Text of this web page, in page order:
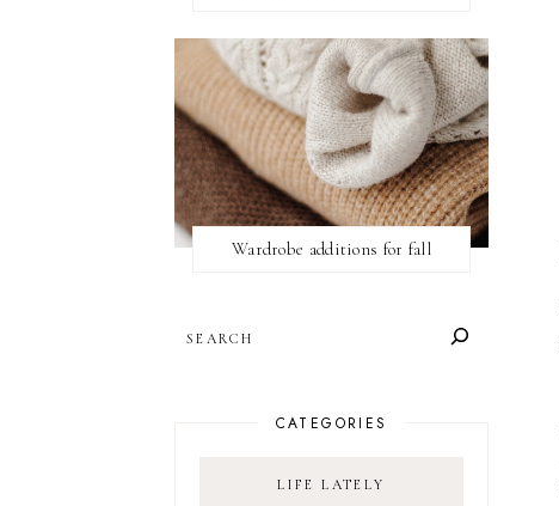
Wardrobe additions for fall
CATEGORIES
LIFE LATELY